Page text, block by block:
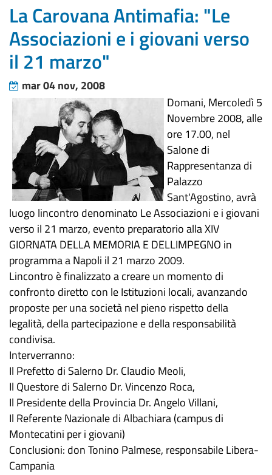
La Carovana Antimafia: "Le
Associazioni e i giovani verso
il 21 marzo"
mar 04 nov, 2008
Domani, Mercoledì 5
Novembre 2008, alle
ore 17.00, nel
Salone di
Rappresentanza di
Palazzo
Sant'Agostino, avrà
luogo lincontro denominato Le Associazioni e i giovani
verso il 21 marzo, evento preparatorio alla XIV
GIORNATA DELLA MEMORIA E DELLIMPEGNO in
programma a Napoli il 21 marzo 2009.
Lincontro è finalizzato a creare un momento di
confronto diretto con le Istituzioni locali, avanzando
proposte per una società nel pieno rispetto della
legalità, della partecipazione e della responsabilità
condivisa.
Interverranno:
Il Prefetto di Salerno Dr. Claudio Meoli,
Il Questore di Salerno Dr. Vincenzo Roca,
Il Presidente della Provincia Dr. Angelo Villani,
Il Referente Nazionale di Albachiara (campus di
Montecatini per i giovani)
Conclusioni: don Tonino Palmese, responsabile Libera-
Campania